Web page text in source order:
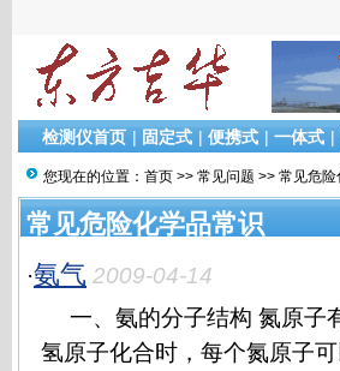
检测仪首页 | 固定式 | 便携式 | 一体式 |
您现在的位置： 首页 >> 常见问题 >> 常见危险
常见危险化学品常识
·氨气 2009-04-14
一、氨的分子结构 氮原子
氢原子化合时，每个氮原子